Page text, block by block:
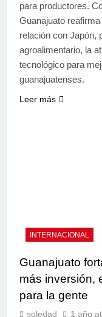
para productores.
Guanajuato
relación con Japón,
agroalimentario, la
tecnológico para
guanajuatenses.
Leer más
INTERNACIONAL
Guanajuato
más inversión,
para la gente
soledad 1 año